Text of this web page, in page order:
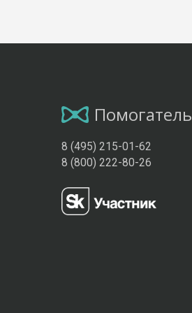
Помогатель
8 (495) 215-01-62
8 (800) 222-80-26